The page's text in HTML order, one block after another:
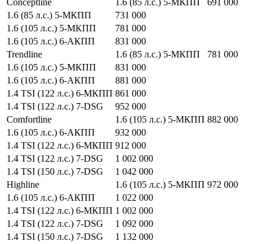
1.6 (85 л.с.) 5-МКПП
731 000
1.6 (105 л.с.) 5-МКПП
781 000
1.6 (105 л.с.) 6-АКПП
831 000
Trendline
1.6 (85 л.с.) 5-МКПП
781 000
1.6 (105 л.с.) 5-МКПП
831 000
1.6 (105 л.с.) 6-АКПП
881 000
1.4 TSI (122 л.с.) 6-МКПП 861 000
1.4 TSI (122 л.с.) 7-DSG
952 000
Comfortline
1.6 (105 л.с.) 5-МКПП 882 000
1.6 (105 л.с.) 6-АКПП
932 000
1.4 TSI (122 л.с.) 6-МКПП 912 000
1.4 TSI (122 л.с.) 7-DSG
1 002 000
1.4 TSI (150 л.с.) 7-DSG
1 042 000
Highline
1.6 (105 л.с.) 5-МКПП 972 000
1.6 (105 л.с.) 6-АКПП
1 022 000
1.4 TSI (122 л.с.) 6-МКПП 1 002 000
1.4 TSI (122 л.с.) 7-DSG
1 092 000
1.4 TSI (150 л.с.) 7-DSG
1 132 000